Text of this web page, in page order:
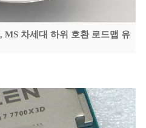
MS 차세대 하위 호환 로드맵 유